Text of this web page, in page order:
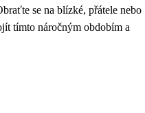
se na blízké, přátele nebo
tímto náročným obdobím a